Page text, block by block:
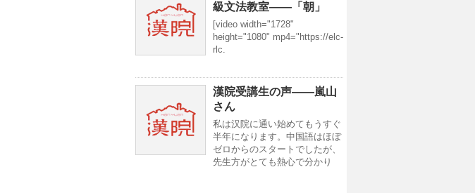
級文法教室——「朝」
[video width="1728"
height="1080" mp4="https://elc-
rlc.
漢院受講生の声——嵐山
さん
私は汉院に通い始めてもうすぐ
半年になります。中国語はほぼ
ゼロからのスタートでしたが、
先生方がとても熱心で分かり